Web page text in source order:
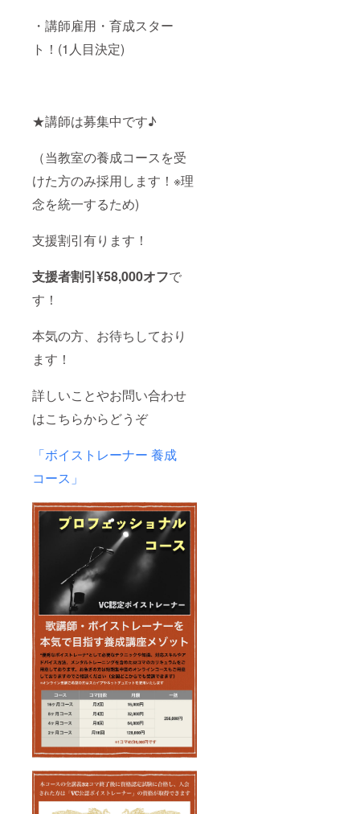
・講師雇用・育成スター
ト！(1人目決定)
★講師は募集中です♪
（当教室の養成コースを受
けた方のみ採用します！※理
念を統一するため)
支援割引有ります！
支援者割引¥58,000オフで
す！
本気の方、お待ちしており
ます！
詳しいことやお問い合わせ
はこちらからどうぞ
「ボイストレーナー 養成
コース」